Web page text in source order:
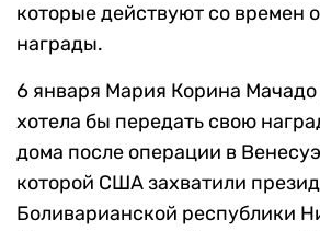
которые действуют со времен
награды.
6 января Мария Корина Мачадо
хотела бы передать свою
дома после операции в
которой США захватили
Боливарианской республики